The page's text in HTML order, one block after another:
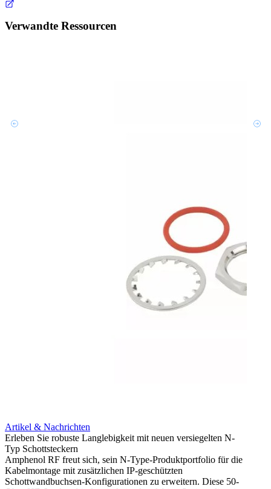
Verwandte Ressourcen
Artikel & Nachrichten
Erleben Sie robuste Langlebigkeit mit neuen versiegelten N-
Typ Schottsteckern
Amphenol RF freut sich, sein N-Type-Produktportfolio für die
Kabelmontage mit zusätzlichen IP-geschützten
Schottwandbuchsen-Konfigurationen zu erweitern. Diese 50-